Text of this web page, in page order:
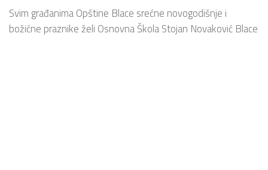
Svim građanima Opštine Blace srećne novogodišnje i
božićne praznike želi Osnovna Škola Stojan Novaković Blace